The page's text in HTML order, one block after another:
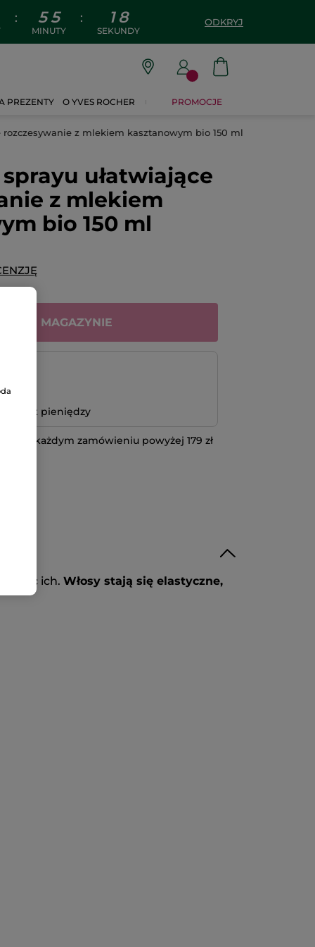
: 5 5
MINUTY
: 1 8
SEKUNDY
ODKRYJ
PREZENTY O YVES ROCHER PROMOCJE
rozczesywanie z mlekiem kasztanowym bio 150 ml
ułatwiające
z mlekiem
bio 150 ml
W MAGAZYNIE
zwrot pieniędzy
przy każdym zamówieniu powyżej 179 zł
ich. Włosy stają się elastyczne,